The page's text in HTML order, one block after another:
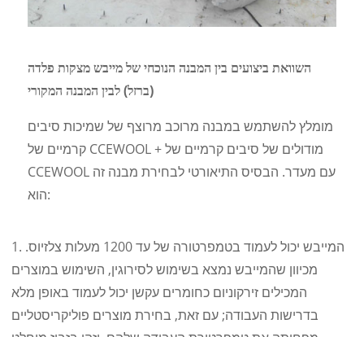
השוואת ביצועים בין המבנה הנוכחי של מייבש מצקות פלדה
(ברזל) לבין המבנה המקורי
מומלץ להשתמש במבנה מרוכב מרוצף של שמיכות סיבים
קרמיים של CCEWOOL + מודולים של סיבים קרמיים של
CCEWOOL עם מעדר. הבסיס התיאורטי לבחירת מבנה זה
הוא:
1. המייבש יכול לעמוד בטמפרטורה של עד 1200 מעלות צלזיוס.
מכיוון שהמייבש נמצא בשימוש לסירוגין, השימוש במוצרים
המכילים זירקוניום כחומרים עקשן יכול לעמוד באופן מלא
בדרישות העבודה; עם זאת, בחירת מוצרים פוליקריסטליים